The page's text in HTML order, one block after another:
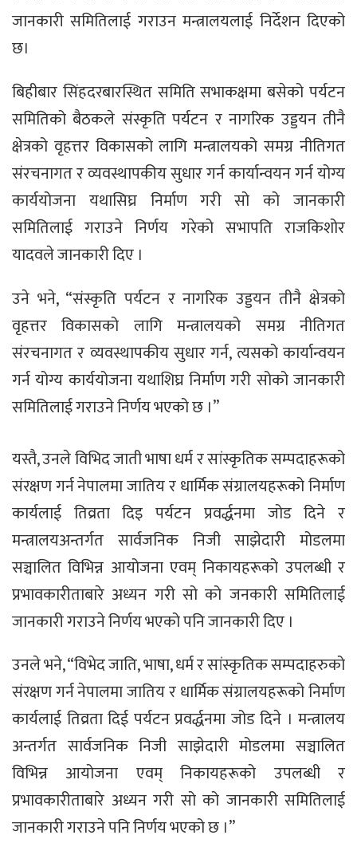
जानकारी समितिलाई गराउन मन्त्रालयलाई निर्देशन दिएको
छ।
बिहीबार सिंहदरबारस्थित समिति सभाकक्षमा बसेको पर्यटन
समितिको बैठकले संस्कृति पर्यटन र नागरिक उड्डयन तीनै
क्षेत्रको वृहत्तर विकासको लागि मन्त्रालयको समग्र नीतिगत
संरचनागत र व्यवस्थापकीय सुधार गर्न कार्यान्वयन गर्न योग्य
कार्ययोजना यथासिघ्र निर्माण गरी सो को जानकारी
समितिलाई गराउने निर्णय गरेको सभापति राजकिशोर
यादवले जानकारी दिए ।
उने भने, “संस्कृति पर्यटन र नागरिक उड्डयन तीनै क्षेत्रको
वृहत्तर विकासको लागि मन्त्रालयको समग्र नीतिगत
संरचनागत र व्यवस्थापकीय सुधार गर्न, त्यसको कार्यान्वयन
गर्न योग्य कार्ययोजना यथाशिघ्र निर्माण गरी सोको जानकारी
समितिलाई गराउने निर्णय भएको छ ।”
यस्तै, उनले विभिद जाती भाषा धर्म र सांस्कृतिक सम्पदाहरूको
संरक्षण गर्न नेपालमा जातिय र धार्मिक संग्रालयहरूको निर्माण
कार्यलाई तिव्रता दिइ पर्यटन प्रवर्द्धनमा जोड दिने र
मन्त्रालयअन्तर्गत सार्वजनिक निजी साझेदारी मोडलमा
सञ्चालित विभिन्न आयोजना एवम् निकायहरूको उपलब्धी र
प्रभावकारीताबारे अध्यन गरी सो को जनकारी समितिलाई
जानकारी गराउने निर्णय भएको पनि जानकारी दिए ।
उनले भने, “विभेद जाति, भाषा, धर्म र सांस्कृतिक सम्पदाहरुको
संरक्षण गर्न नेपालमा जातिय र धार्मिक संग्रालयहरूको निर्माण
कार्यलाई तिव्रता दिई पर्यटन प्रवर्द्धनमा जोड दिने । मन्त्रालय
अन्तर्गत सार्वजनिक निजी साझेदारी मोडलमा सञ्चालित
विभिन्न आयोजना एवम् निकायहरूको उपलब्धी र
प्रभावकारीताबारे अध्यन गरी सो को जानकारी समितिलाई
जानकारी गराउने पनि निर्णय भएको छ ।”